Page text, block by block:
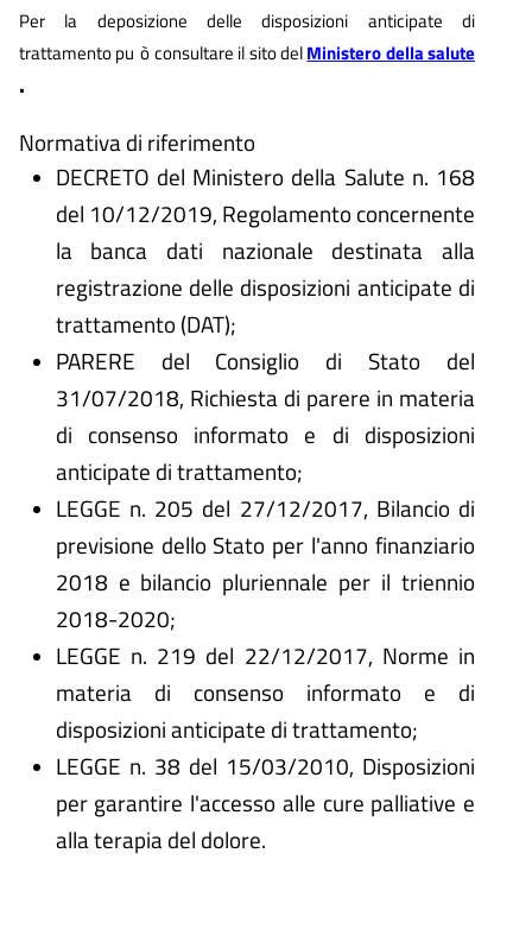
Per la deposizione delle disposizioni anticipate di
trattamento pu òconsultare il sito delMinistero della salute
.
Normativa di riferimento
DECRETO del Ministero della Salute n. 168
del 10/12/2019, Regolamento concernente
la banca dati nazionale destinata alla
registrazione delle disposizioni anticipate di
trattamento (DAT);
PARERE del Consiglio di Stato del
31/07/2018, Richiesta di parere in materia
di consenso informato e di disposizioni
anticipate di trattamento;
LEGGE n. 205 del 27/12/2017, Bilancio di
previsione dello Stato per l'anno finanziario
2018 e bilancio pluriennale per il triennio
2018-2020;
LEGGE n. 219 del 22/12/2017, Norme in
materia di consenso informato e di
disposizioni anticipate di trattamento;
LEGGE n. 38 del 15/03/2010, Disposizioni
per garantire l'accesso alle cure palliative e
alla terapia del dolore.